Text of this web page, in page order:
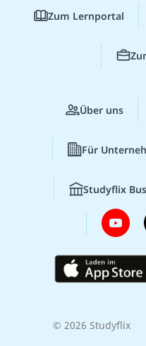
Zum Lernportal
Über uns
Für
Studyflix
© 2026 Studyflix